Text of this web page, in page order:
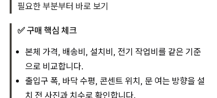
필요한 부분부터 바로 보기
✅ 구매 핵심 체크
본체 가격, 배송비, 설치비, 전기 작업비를 같은 기준
으로 비교합니다.
출입구 폭, 바닥 수평, 콘센트 위치, 문 여는 방향을 설
치 전 사진과 치수로 확인합니다.